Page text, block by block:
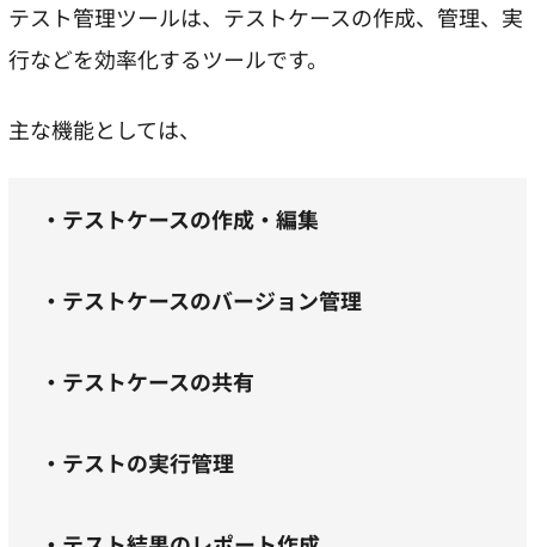
テスト管理ツールは、テストケースの作成、管理、実
行などを効率化するツールです。
主な機能としては、
・テストケースの作成・編集
・テストケースのバージョン管理
・テストケースの共有
・テストの実行管理